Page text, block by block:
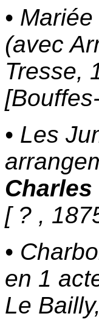
•
(avec
Tresse,
• Les
[ ? ,
•
en 1
Le